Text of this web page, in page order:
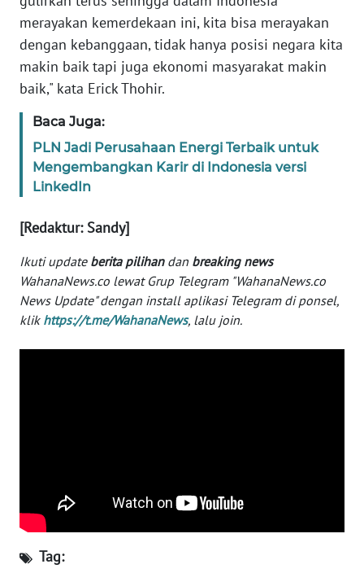
merayakan kemerdekaan ini, kita bisa merayakan
dengan kebanggaan, tidak hanya posisi negara kita
makin baik tapi juga ekonomi masyarakat makin
baik," kata Erick Thohir.
Baca Juga:
PLN Jadi Perusahaan Energi Terbaik untuk
Mengembangkan Karir di Indonesia versi
LinkedIn
[Redaktur: Sandy]
Ikuti update berita pilihandan breaking news
WahanaNews.co lewat Grup Telegram "WahanaNews.co
News Update" dengan install aplikasi Telegram di ponsel,
klik https://t.me/WahanaNews, lalu join.
Tag:
WN
KEPRI
WN
PAPUA
WN
PAPUA
BARAT
RIAU
WN
SERAMBI
WN
WN
SULTENG
WN